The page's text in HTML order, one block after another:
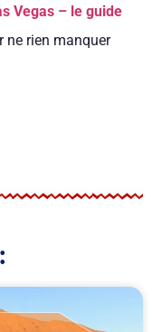
Vegas – le guide
ne rien manquer